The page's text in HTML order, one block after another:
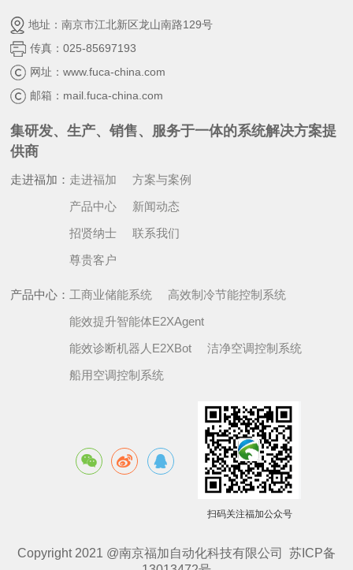
地址：南京市江北新区龙山南路129号
传真：025-85697193
网址：www.fuca-china.com
邮箱：mail.fuca-china.com
集研发、生产、销售、服务于一体的系统解决方案提
供商
走进福加： 走进福加
方案与案例
产品中心
新闻动态
招贤纳士
联系我们
尊贵客户
产品中心： 工商业储能系统
高效制冷节能控制系统
能效提升智能体E2XAgent
能效诊断机器人E2XBot
洁净空调控制系统
船用空调控制系统
扫码关注福加公众号
Copyright 2021 @南京福加自动化科技有限公司 苏ICP备